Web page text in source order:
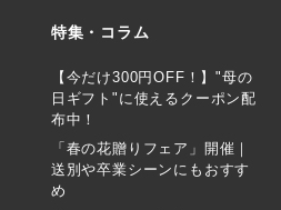
特集・コラム
【今だけ300円OFF！】"母の
日ギフト"に使えるクーポン配
布中！
「春の花贈りフェア」開催｜
送別や卒業シーンにもおすす
め